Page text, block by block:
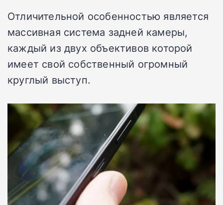
Отличительной особенностью является
массивная система задней камеры,
каждый из двух объективов которой
имеет свой собственный огромный
круглый выступ.